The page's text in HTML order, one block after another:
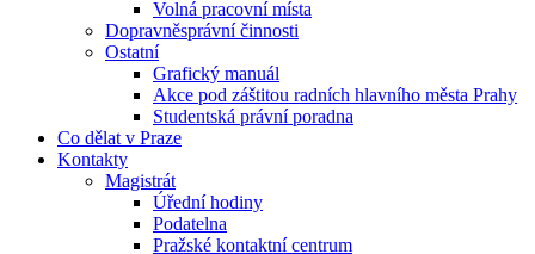
Volná pracovní místa
Dopravněsprávní činnosti
Ostatní
Grafický manuál
Akce pod záštitou radních hlavního města Prahy
Studentská právní poradna
Co dělat v Praze
Kontakty
Magistrát
Úřední hodiny
Podatelna
Pražské kontaktní centrum